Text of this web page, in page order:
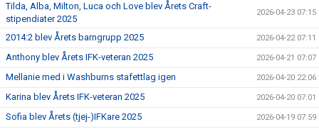
Tilda, Alba, Milton, Luca och Love blev Årets Craft-
stipendiater 2025
2026-04-23 07:15
2014:2 blev Årets barngrupp 2025 2026-04-22 07:11
Anthony blev Årets IFK-veteran 2025 2026-04-21 07:07
Mellanie med i Washburns stafettlag igen 2026-04-20 22:06
Karina blev Årets IFK-veteran 2025 2026-04-20 07:01
Sofia blev Årets (tjej-)IFKare 2025 2026-04-19 07:59